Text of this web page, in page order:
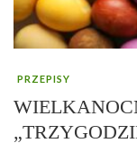
PRZEPISY